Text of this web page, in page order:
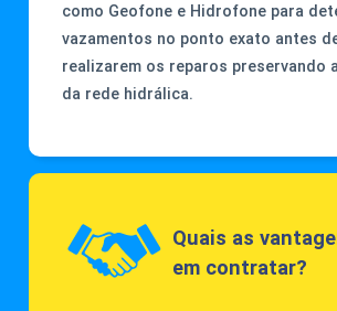
como Geofone e Hidrofone para
vazamentos no ponto exato antes
realizarem os reparos preservando
da rede hidrálica.
Quais as
em contratar?